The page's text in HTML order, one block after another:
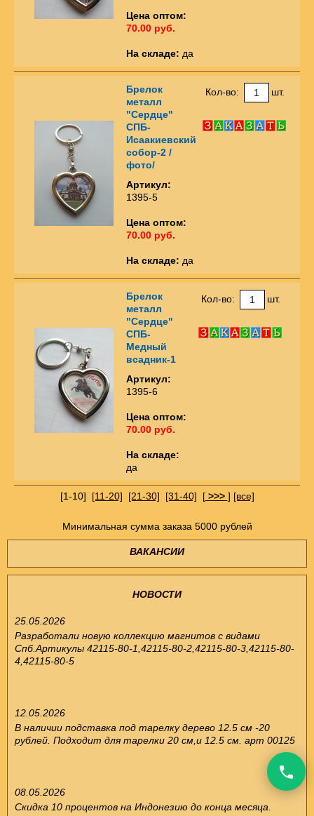
Цена оптом:
70.00 руб.
На складе: да
Брелок
металл
"Сердце"
СПБ-
Исаакиевский
собор-2 /
фото/
Артикул:
1395-5
Цена оптом:
70.00 руб.
На складе: да
Кол-во: шт.
Брелок
металл
"Сердце"
СПБ-
Медный
всадник-1
Артикул:
1395-6
Цена оптом:
70.00 руб.
На складе:
да
Кол-во: шт.
[1-10] [11-20] [21-30] [31-40] [>>> ] [все]
Минимальная сумма заказа 5000 рублей
ВАКАНСИИ
НОВОСТИ
25.05.2026
Разработали новую коллекцию магнитов с видами
Спб.Артикулы 42115-80-1,42115-80-2,42115-80-3,42115-80-
4,42115-80-5
12.05.2026
В наличии подставка под тарелку дерево 12.5 см -20
рублей. Подходит для тарелки 20 см,и 12.5 см. арт 00125
08.05.2026
Скидка 10 процентов на Индонезию до конца месяца.